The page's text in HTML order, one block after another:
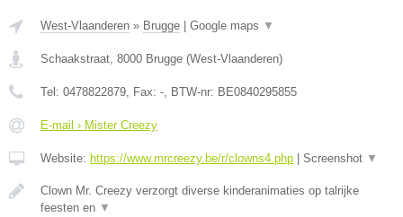
West-Vlaanderen » Brugge Google maps ▼
Schaakstraat, 8000 Brugge (West-Vlaanderen)
Tel: 0478822879, Fax: -, BTW-nr: BE0840295855
E-mail › Mister Creezy
Website: https://www.mrcreezy.be/r/clowns4.php Screenshot ▼
Clown Mr. Creezy verzorgt diverse kinderanimaties op talrijke
feesten en ▼